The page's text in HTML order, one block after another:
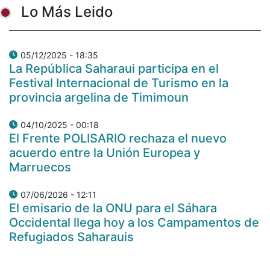
Lo Más Leido
05/12/2025 - 18:35
La República Saharaui participa en el
Festival Internacional de Turismo en la
provincia argelina de Timimoun
04/10/2025 - 00:18
El Frente POLISARIO rechaza el nuevo
acuerdo entre la Unión Europea y
Marruecos
07/06/2026 - 12:11
El emisario de la ONU para el Sáhara
Occidental llega hoy a los Campamentos de
Refugiados Saharauis